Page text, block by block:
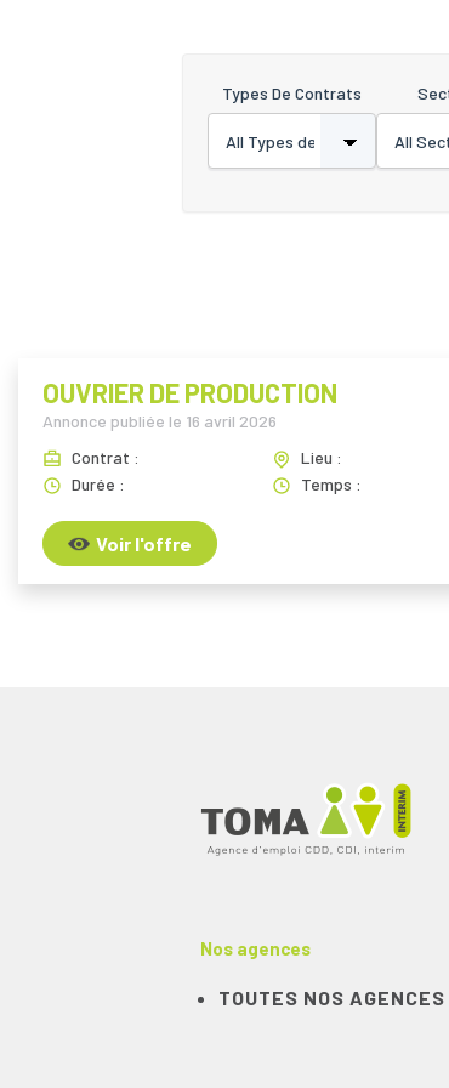
Types De Contrats
OUVRIER DE PRODUCTION
Annonce publiée le 16 avril 2026
Contrat :
Lieu :
Durée :
Temps :
Voir l'offre
Nos agences
TOUTES NOS AGENCES